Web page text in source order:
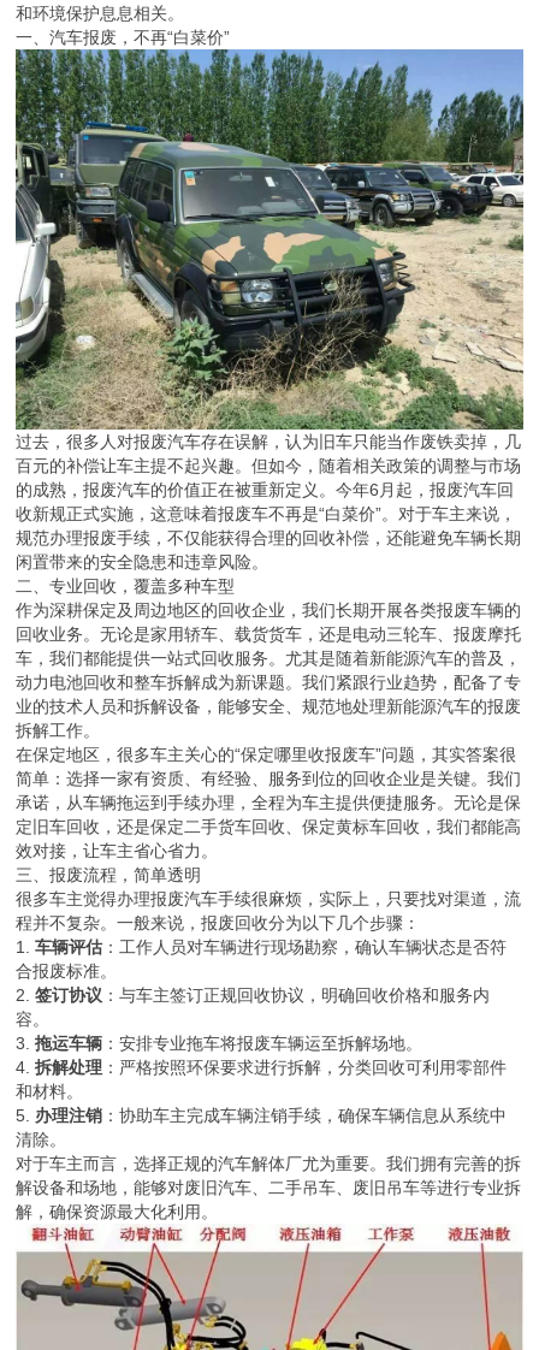
和环境保护息息相关。
一、汽车报废，不再“白菜价”
过去，很多人对报废汽车存在误解，认为旧车只能当作废铁卖掉，几
百元的补偿让车主提不起兴趣。但如今，随着相关政策的调整与市场
的成熟，报废汽车的价值正在被重新定义。今年6月起，报废汽车回
收新规正式实施，这意味着报废车不再是“白菜价”。对于车主来说，
规范办理报废手续，不仅能获得合理的回收补偿，还能避免车辆长期
闲置带来的安全隐患和违章风险。
二、专业回收，覆盖多种车型
作为深耕保定及周边地区的回收企业，我们长期开展各类报废车辆的
回收业务。无论是家用轿车、载货货车，还是电动三轮车、报废摩托
车，我们都能提供一站式回收服务。尤其是随着新能源汽车的普及，
动力电池回收和整车拆解成为新课题。我们紧跟行业趋势，配备了专
业的技术人员和拆解设备，能够安全、规范地处理新能源汽车的报废
拆解工作。
在保定地区，很多车主关心的“保定哪里收报废车”问题，其实答案很
简单：选择一家有资质、有经验、服务到位的回收企业是关键。我们
承诺，从车辆拖运到手续办理，全程为车主提供便捷服务。无论是保
定旧车回收，还是保定二手货车回收、保定黄标车回收，我们都能高
效对接，让车主省心省力。
三、报废流程，简单透明
很多车主觉得办理报废汽车手续很麻烦，实际上，只要找对渠道，流
程并不复杂。一般来说，报废回收分为以下几个步骤：
1.车辆评估 ：工作人员对车辆进行现场勘察，确认车辆状态是否符
合报废标准。
2.签订协议 ：与车主签订正规回收协议，明确回收价格和服务内
容。
3.拖运车辆 ：安排专业拖车将报废车辆运至拆解场地。
4.拆解处理 ：严格按照环保要求进行拆解，分类回收可利用零部件
和材料。
5. 办理注销 ：协助车主完成车辆注销手续，确保车辆信息从系统中
清除。
对于车主而言，选择正规的汽车解体厂尤为重要。我们拥有完善的拆
解设备和场地，能够对废旧汽车、二手吊车、废旧吊车等进行专业拆
解，确保资源最大化利用。